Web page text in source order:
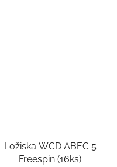
Ložiska WCD ABEC 5
Freespin (16ks)